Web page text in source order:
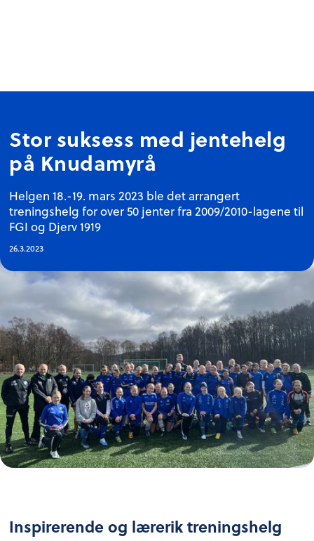
Stor suksess med jentehelg
på Knudamyrå
Helgen 18.-19. mars 2023 ble det arrangert
treningshelg for over 50 jenter fra 2009/2010-lagene til
FGI og Djerv 1919
26.3.2023
Inspirerende og lærerik treningshelg